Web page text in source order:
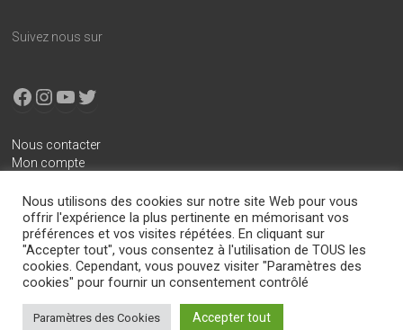
Suivez nous sur
Facebook
Instagram
YouTube
X
Nous contacter
Mon compte
Conditions générales de vente
Mentions légales
Politique de confidentialité
Boitier-E85.com
Nous utilisons des cookies sur notre site Web pour vous
offrir l'expérience la plus pertinente en mémorisant vos
préférences et vos visites répétées. En cliquant sur
"Accepter tout", vous consentez à l'utilisation de TOUS les
cookies. Cependant, vous pouvez visiter "Paramètres des
cookies" pour fournir un consentement contrôlé
Paramètres des Cookies Accepter tout